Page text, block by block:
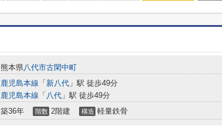
熊本県八代市古閑中町
鹿児島本線 「 新八代 」駅 徒歩49分
鹿児島本線 「 八代 」駅 徒歩49分
築36年 階数 2階建 構造 軽量鉄骨